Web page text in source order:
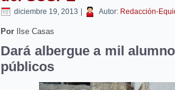
diciembre 19, 2013 Autor: Redacción-
Por Ilse Casas
Dará albergue a mil
públicos